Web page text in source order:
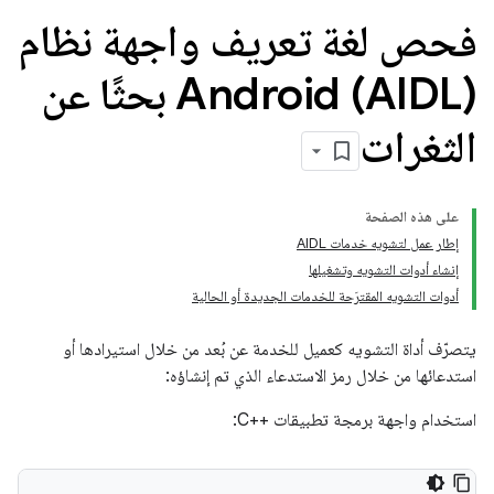
فحص لغة تعريف واجهة نظام
Android (AIDL) بحثًا عن
الثغرات
على هذه الصفحة
إطار عمل لتشويه خدمات AIDL
إنشاء أدوات التشويه وتشغيلها
أدوات التشويه المقترَحة للخدمات الجديدة أو الحالية
يتصرّف أداة التشويه كعميل للخدمة عن بُعد من خلال استيرادها أو
استدعائها من خلال رمز الاستدعاء الذي تم إنشاؤه:
استخدام واجهة برمجة تطبيقات C++‎: